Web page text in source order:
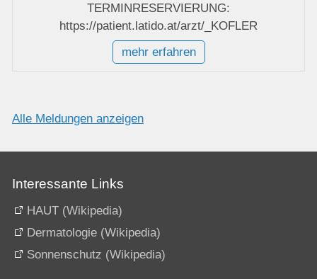
TERMINRESERVIERUNG:
https://patient.latido.at/arzt/_KOFLER
mehr erfahren
Alle Meldungen anzeigen
Interessante Links
HAUT (Wikipedia)
Dermatologie (Wikipedia)
Sonnenschutz (Wikipedia)